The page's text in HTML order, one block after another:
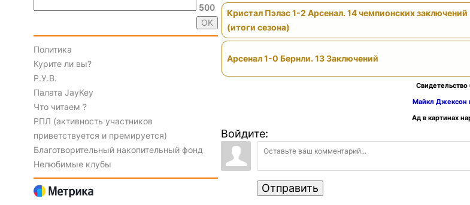
500
Политика
Курите ли вы?
Р.У.В.
Палата JayKey
Что читаем ?
РПЛ (активность участников
приветствуется и премируется)
Благотворительный накопительный фонд
Нелюбимые клубы
Кристал Пэлас 1-2 Арсенал. 14 чемпионских заключений
(итоги сезона)
Арсенал 1-0 Бернли. 13 Заключений
Свидетельство
Майкл Джексон
Ад в картинах
Войдите:
Отправить